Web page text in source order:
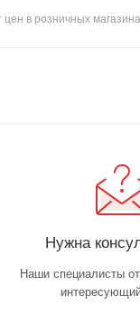
в розничных
Нужна
Наши специалисты